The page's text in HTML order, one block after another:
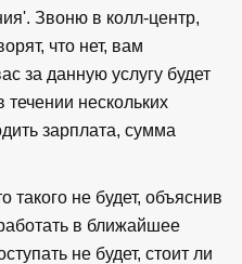
Звоню в колл-центр,
что нет, вам
за данную услугу будет
течении нескольких
зарплата, сумма
такого не будет, объяснив
в ближайшее
не будет, стоит ли